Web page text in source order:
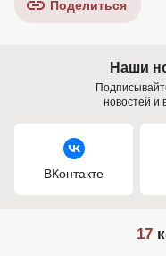
Поделиться
Наши
новостей и
ВКонтакте
17